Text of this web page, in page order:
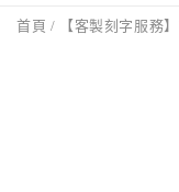
首頁 / 【客製刻字服務